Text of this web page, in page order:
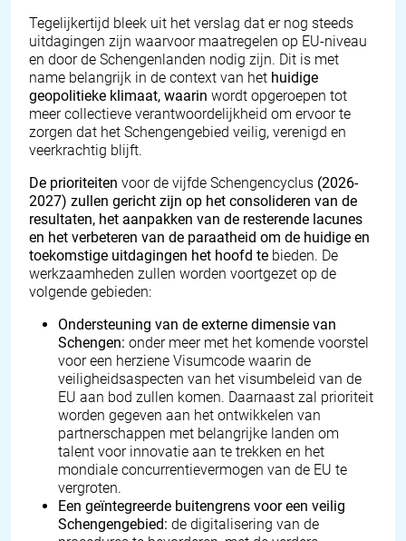
Tegelijkertijd bleek uit het verslag dat er nog steeds
uitdagingen zijn waarvoor maatregelen op EU-niveau
en door de Schengenlanden nodig zijn. Dit is met
name belangrijk in de context van het huidige
geopolitieke klimaat, waarin wordt opgeroepen tot
meer collectieve verantwoordelijkheid om ervoor te
zorgen dat het Schengengebied veilig, verenigd en
veerkrachtig blijft.
De prioriteiten voor de vijfde Schengencyclus (2026-
2027) zullen gericht zijn op het consolideren van de
resultaten, het aanpakken van de resterende lacunes
en het verbeteren van de paraatheid om de huidige en
toekomstige uitdagingen het hoofd te bieden. De
werkzaamheden zullen worden voortgezet op de
volgende gebieden:
Ondersteuning van de externe dimensie van
Schengen: onder meer met het komende voorstel
voor een herziene Visumcode waarin de
veiligheidsaspecten van het visumbeleid van de
EU aan bod zullen komen. Daarnaast zal prioriteit
worden gegeven aan het ontwikkelen van
partnerschappen met belangrijke landen om
talent voor innovatie aan te trekken en het
mondiale concurrentievermogen van de EU te
vergroten.
Een geïntegreerde buitengrens voor een veilig
Schengengebied: de digitalisering van de